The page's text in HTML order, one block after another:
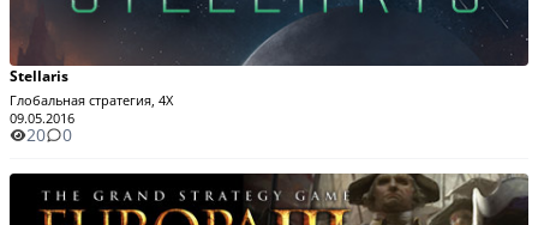
Stellaris
Глобальная стратегия, 4X
09.05.2016
20 0